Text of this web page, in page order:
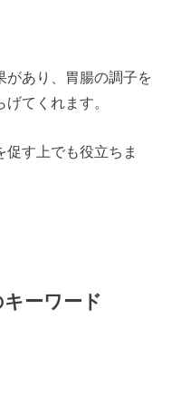
があり、胃腸の調子を
てくれます。
す上でも役立ちま
ーワード